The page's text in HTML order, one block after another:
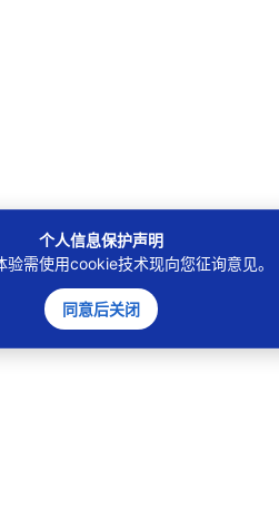
个人信息保护声明
验需使用cookie技术现向您征询意见。
同意后关闭